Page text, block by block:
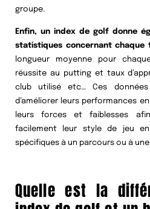
groupe.
Enfin, un index de golf donne
statistiques concernant chaque
longueur moyenne pour
réussite au putting et taux
club utilisé etc… Ces
d’améliorer leurs performances
leurs forces et faiblesses
facilement leur style de jeu
spécifiques à un parcours ou à
Quelle est la